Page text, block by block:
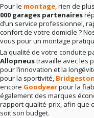
Pour le montage, rien de
000 garages partenaires
d’un service professionnel,
confort de votre domicile ?
vous pour un montage
La qualité de votre conduite
Allopneustravaille avec les
pour l’innovation et la
pour la sportivité,
encore Goodyearpour la
également des marques
rapport qualité-prix, afin que
soit son budget.